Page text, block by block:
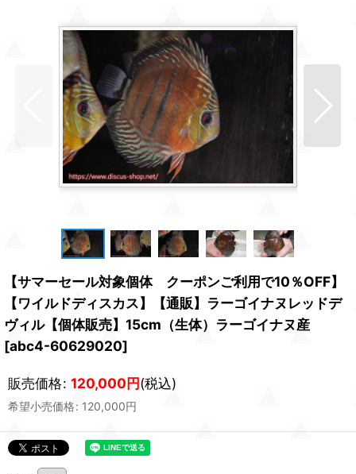
【サマーセール対象個体 クーポンご利用で10％OFF】
【ワイルドディスカス】【通販】ラーゴイナヌレッドデ
ヴィル【個体販売】15cm（生体）ラーゴイナヌ産
[abc4-60629020]
販売価格: 120,000円(税込)
希望小売価格: 120,000円